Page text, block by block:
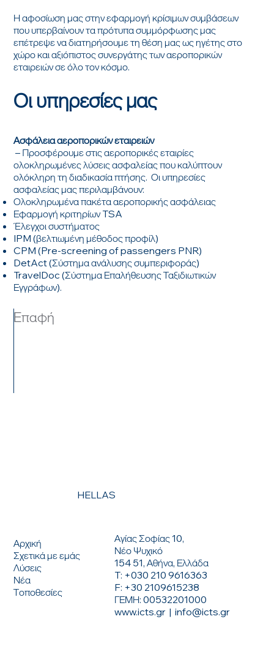
Οι υπηρεσίες μας
Ασφάλεια αεροπορικών εταιρειών
– Προσφέρουμε στις αεροπορικές εταιρίες
ολοκληρωμένες λύσεις ασφαλείας που καλύπτουν
ολόκληρη τη διαδικασία πτήσης. Οι υπηρεσίες
ασφαλείας μας περιλαμβάνουν:
Ολοκληρωμένα πακέτα αεροπορικής ασφάλειας
Εφαρμογή κριτηρίων TSA
Έλεγχοι συστήματος
IPM (βελτιωμένη μέθοδος προφίλ)
CPM (Pre-screening of passengers PNR)
DetAct (Σύστημα ανάλυσης συμπεριφοράς)
TravelDoc (Σύστημα Επαλήθευσης Ταξιδιωτικών
Εγγράφων).
Η αφοσίωση μας στην εφαρμογή κρίσιμων συμβάσεων
που υπερβαίνουν τα πρότυπα συμμόρφωσης μας
επέτρεψε να διατηρήσουμε τη θέση μας ως ηγέτης στο
χώρο και αξιόπιστος συνεργάτης των αεροπορικών
εταιρειών σε όλο τον κόσμο.
Επαφή
Αγίας Σοφίας 10,
Νέο Ψυχικό
154 51, Αθήνα, Ελλάδα
T: +030 210 9616363
F: +30 2109615238
ΓΕΜΗ: 00532201000
www.icts.gr | info@icts.gr
Αρχική
Σχετικά με εμάς
Λύσεις
Νέα
Τοποθεσίες
HELLAS